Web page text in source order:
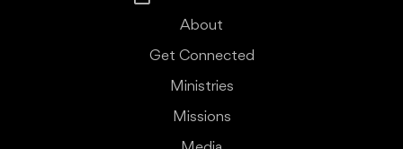
About
Get Connected
Ministries
Missions